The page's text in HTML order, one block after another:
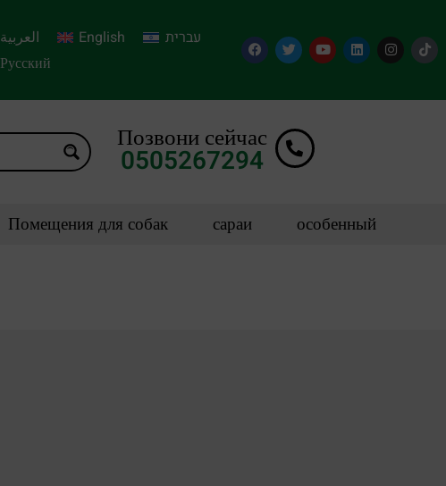
العربية English
עברית
Русский
Позвони сейчас
0505267294
Помещения для собак сараи особенный